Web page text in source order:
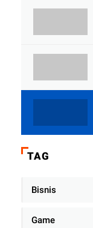
TAG
Bisnis
Game